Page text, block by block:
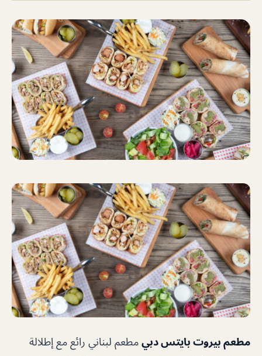
مطعم بيروت بايتس دبي مطعم لبناني رائع مع إطلالة